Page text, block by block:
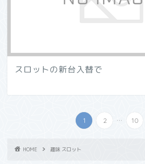
スロットの新台入替で
1 2 ... 10
HOME 趣味 スロット